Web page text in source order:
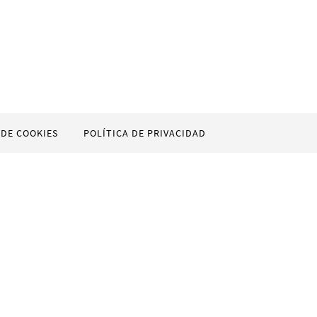
COOKIES POLÍTICA DE PRIVACIDAD